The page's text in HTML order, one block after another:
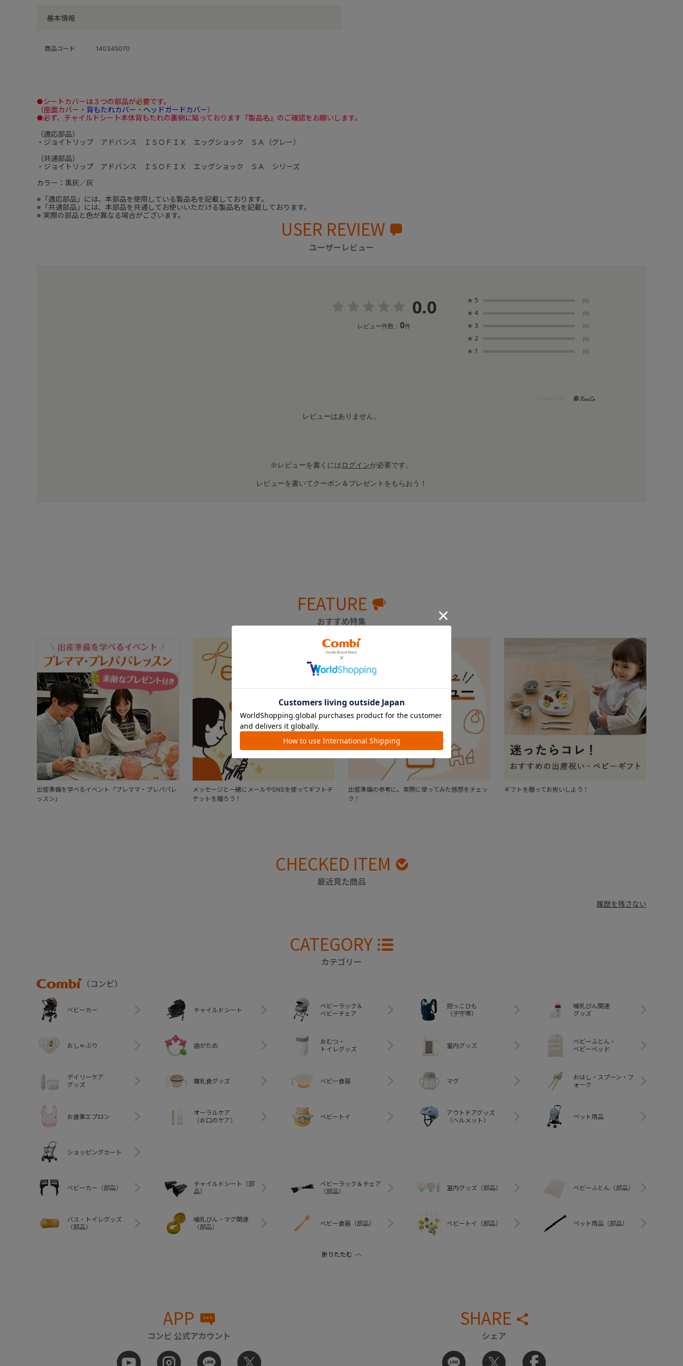
基本情報
商品コード 140345070
●シートカバーは３つの部品が必要です。
（座面カバー・ 背もたれカバー ・ ヘッドガードカバー）
●必ず、チャイルドシート本体背もたれの裏側に貼っております『製品名』のご確認をお願いします。
（適応部品）
・ジョイトリップ アドバンス ＩＳＯＦＩＸ エッグショック ＳＡ（グレー）
（共通部品）
・ジョイトリップ アドバンス ＩＳＯＦＩＸ エッグショック ＳＡ シリーズ
カラー：黒灰／灰
※「適応部品」には、本部品を使用している製品名を記載しております。
※「共通部品」には、本部品を共通してお使いいただける製品名を記載しております。
※ 実際の部品と色が異なる場合がございます。
USER REVIEW
ユーザーレビュー
0.0
レビュー件数： 0件
★ 5 (0)
★ 4 (0)
★ 3 (0)
★ 2 (0)
★ 1 (0)
レビューはありません。
※レビューを書くにはログインが必要です。
レビューを書いてクーポン＆プレゼントをもらおう！
FEATURE
おすすめ特集
出産準備を学べるイベント「プレママ・プレパパレ
ッスン」
メッセージと一緒にメールやSNSを使ってギフトチ
ケットを贈ろう！
出産準備の参考に。実際に使ってみた感想をチェッ
ク！
ギフトを贈ってお祝いしよう！
CHECKED ITEM
最近見た商品
履歴を残さない
CATEGORY
カテゴリー
Combi
（コンビ）
ベビーカー チャイルドシート
ベビーラック＆
ベビーチェア
抱っこひも
（子守帯）
哺乳びん関連
グッズ
おしゃぶり 歯がため
おむつ・
トイレグッズ
室内グッズ
ベビーふとん・
ベビーベッド
デイリーケア
グッズ
離乳食グッズ ベビー食器 マグ
おはし・スプーン・フ
ォーク
お食事エプロン
オーラルケア
（お口のケア）
ベビートイ
アウトドアグッズ
（ヘルメット）
ペット用品
ショッピングカート
ベビーカー（部品）
チャイルドシート（部
品）
ベビーラック＆チェア
（部品）
室内グッズ（部品） ベビーふとん（部品）
バス・トイレグッズ
（部品）
哺乳びん・マグ関連
（部品）
ベビー食器（部品） ベビートイ（部品） ペット用品（部品）
APP
コンビ 公式アカウント
SHARE
シェア